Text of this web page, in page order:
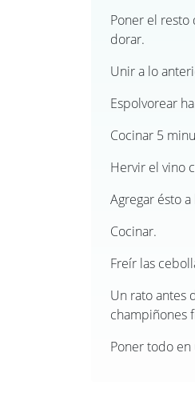
Poner el resto
dorar.
Unir a lo
Espolvorear
Cocinar 5
Hervir el vino
Agregar ésto
Cocinar.
Freír las
Un rato antes
champiñones
Poner todo